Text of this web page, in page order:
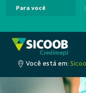
Pular para o
Para você
Você está em: